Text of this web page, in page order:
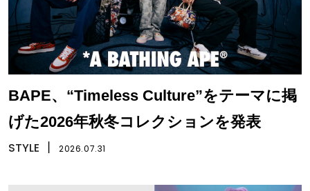
BAPE、“Timeless Culture”をテーマに掲
げた2026年秋冬コレクションを発表
STYLE 2026.07.31